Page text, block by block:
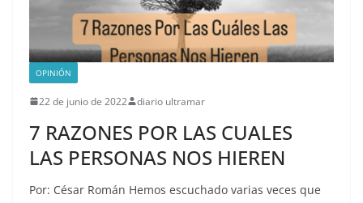
OPINIÓN
22 de junio de 2022 diario ultramar
7 RAZONES POR LAS CUALES
LAS PERSONAS NOS HIEREN
Por: César Román Hemos escuchado varias veces que